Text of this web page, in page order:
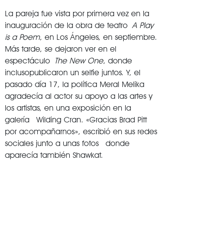
La pareja fue vista por primera vez en la
inauguración de la obra de teatroA Play
is a Poem, en Los Ángeles, en septiembre.
Más tarde, se dejaron ver en el
espectáculo The New One, donde
inclusopublicaron un selfie juntos. Y, el
pasado día 17, la política Meral Melika
agradecía al actor su apoyo a las artes y
los artistas, en una exposición en la
galería Wilding Cran. «Gracias Brad Pitt
por acompañarnos», escribió en sus redes
sociales junto a unas fotos donde
aparecía también Shawkat.